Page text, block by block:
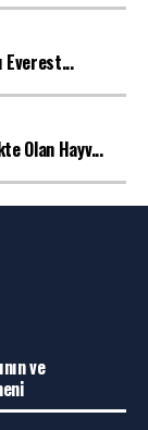
Everest...
Olan Hayv...
ve